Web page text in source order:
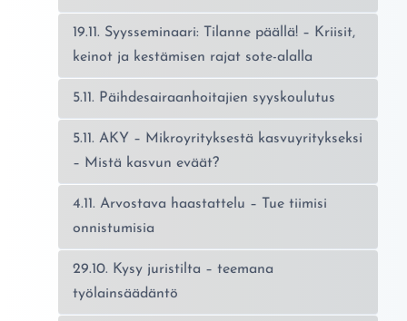
19.11. Syysseminaari: Tilanne päällä! – Kriisit,
keinot ja kestämisen rajat sote-alalla
5.11. Päihdesairaanhoitajien syyskoulutus
5.11. AKY – Mikroyrityksestä kasvuyritykseksi
– Mistä kasvun eväät?
4.11. Arvostava haastattelu – Tue tiimisi
onnistumisia
29.10. Kysy juristilta – teemana
työlainsäädäntö